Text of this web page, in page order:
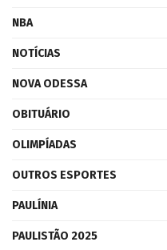
NBA
NOTÍCIAS
NOVA ODESSA
OBITUÁRIO
OLIMPÍADAS
OUTROS ESPORTES
PAULÍNIA
PAULISTÃO 2025